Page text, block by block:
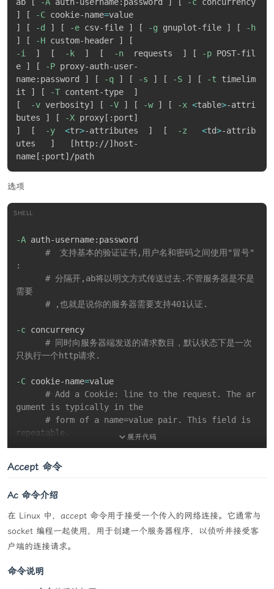
-spf : 使用完全合格的文件路径
  -ssc
-
设置敏感的大小写模式
-ssw : 压缩共享文件
-stl
:
从最近修改的文件设置存档时间戳
  -stm
{HexMask} : 设置CPU线程亲和力掩码（十六进制数
字）。
  -stx
Type} : 排除存档类型
  -t
{ Type} : 设置存档的类型
  -u
[ ] p
#][q#][r#][x#][y#][z#] [!newArchiveName]
: 更新选项
  -v
大小 b|k|m|g] : 创建卷册
  -w
[ { path} ] : 指定工作目录。空的路径意味着一个临时目
]
[ -C cookie-name=
]
[ -d ] [ -e csv-file ] [ -g gnuplot-file ] [
-h
]
[ -H custom-header ]
[
-i
] [ -k ] [ -n
  requests
] [ -p POST-fil
e
] [ -P proxy-auth-user‐
name:password
] [ -q ] [ -s ] [ -S ] [ -t timelim
it
] [ -T content-type
]
[
-v verbosity] [ -V ] [ -w ] [ -x <table>-attri
butes
] [ -X proxy [ :port]
]
[ -y <tr>-attributes ] [ -z <td>-attrib
utes
] [ http://] host‐
name [ :port]
选项
-A auth-username:password
#  支持基本的验证证书,用户名和密码之间使用"冒号"
:
# 分隔开,ab将以明文方式传送过去.不管服务器是不是
需要
# ,也就是说你的服务器需要支持401认证.
-c concurrency
# 同时向服务器端发送的请求数目，默认状态下是一次
只执行一个http请求.
-C cookie-name=value
# Add a Cookie: line to the request. The ar
gument is typically in the
# form of a name=value pair. This field is
repeatable.
within  XX  [ms]  table".
csv-file
# Write  a  Comma  separated value (CSV) fi
le which contains for each
# percentage (from 1% to 100%) the time (in
SHELL
展开代码
Accept 命令
Ac 命令介绍
在 Linux 中，accept 命令用于接受一个传入的网络连接。它通常与
socket 编程一起使用，用于创建一个服务器程序，以侦听并接受客
户端的连接请求。
命令说明